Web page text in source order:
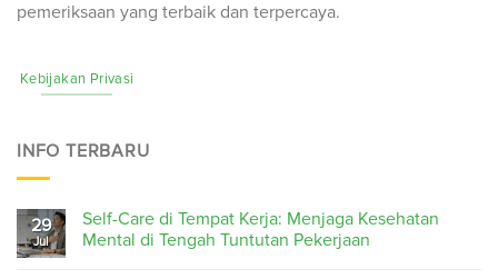
pemeriksaan yang terbaik dan terpercaya.
Kebijakan Privasi
INFO TERBARU
29
Jul
Self-Care di Tempat Kerja: Menjaga Kesehatan
Mental di Tengah Tuntutan Pekerjaan